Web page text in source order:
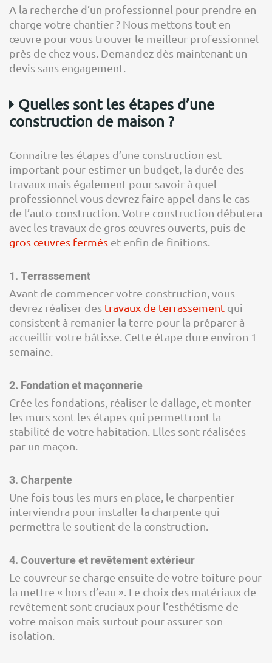
A la recherche d’un professionnel pour prendre en
charge votre chantier ? Nous mettons tout en
œuvre pour vous trouver le meilleur professionnel
près de chez vous. Demandez dès maintenant un
devis sans engagement.
Quelles sont les étapes d’une
construction de maison ?
Connaitre les étapes d’une construction est
important pour estimer un budget, la durée des
travaux mais également pour savoir à quel
professionnel vous devrez faire appel dans le cas
de l’auto-construction. Votre construction débutera
avec les travaux de gros œuvres ouverts, puis de
gros œuvres fermés et enfin de finitions.
1. Terrassement
Avant de commencer votre construction, vous
devrez réaliser des travaux de terrassement qui
consistent à remanier la terre pour la préparer à
accueillir votre bâtisse. Cette étape dure environ 1
semaine.
2. Fondation et maçonnerie
Crée les fondations, réaliser le dallage, et monter
les murs sont les étapes qui permettront la
stabilité de votre habitation. Elles sont réalisées
par un maçon.
3. Charpente
Une fois tous les murs en place, le charpentier
interviendra pour installer la charpente qui
permettra le soutient de la construction.
4. Couverture et revêtement extérieur
Le couvreur se charge ensuite de votre toiture pour
la mettre « hors d’eau ». Le choix des matériaux de
revêtement sont cruciaux pour l’esthétisme de
votre maison mais surtout pour assurer son
isolation.